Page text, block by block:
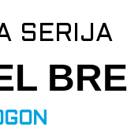
SERIJA